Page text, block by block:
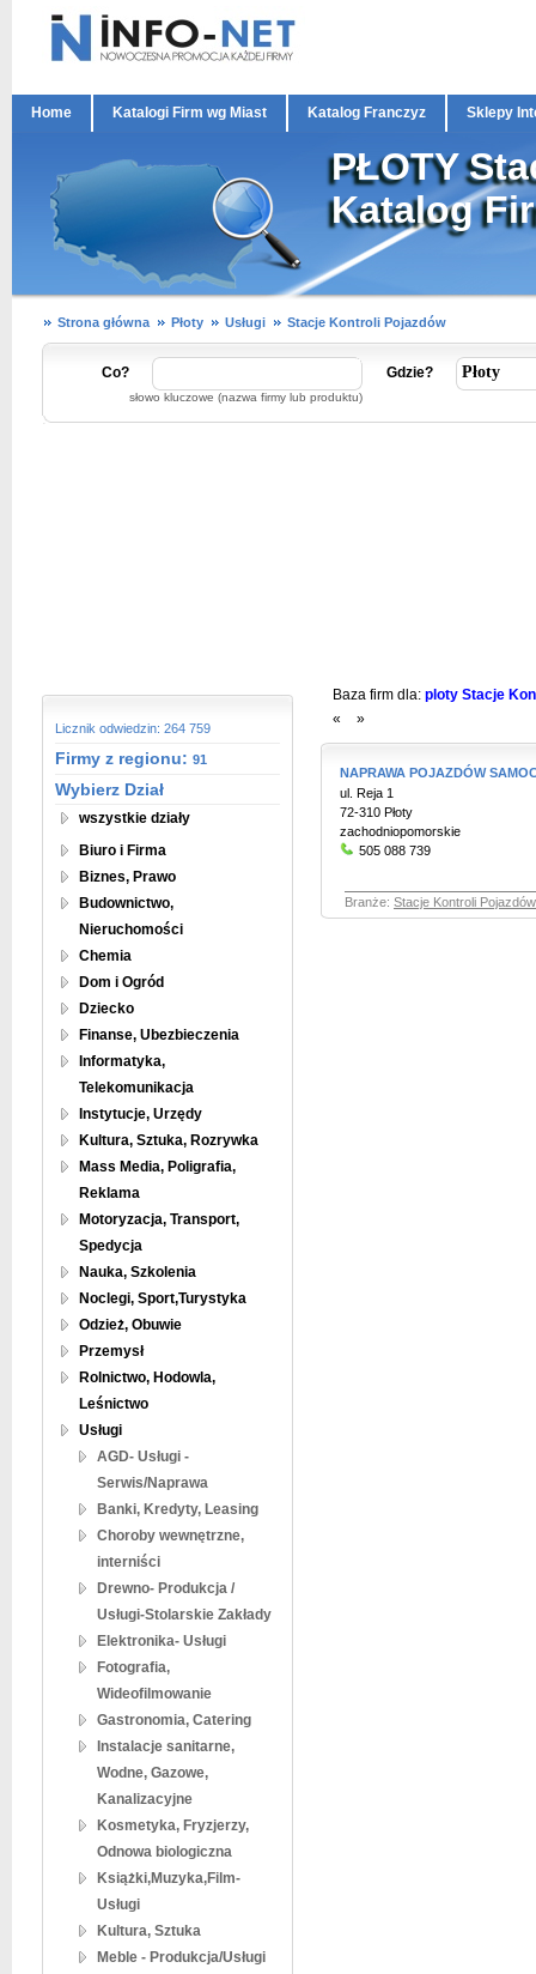
Home Katalogi Firm wg Miast Katalog Franczyz Sklepy
PŁOTY
Katalog
Strona główna Płoty Usługi Stacje Kontroli Pojazdów
Co?
słowo kluczowe (nazwa firmy lub produktu)
Gdzie?
Licznik odwiedzin: 264 759
Firmy z regionu: 91
Wybierz Dział
wszystkie działy
Biuro i Firma
Biznes, Prawo
Budownictwo,
Nieruchomości
Chemia
Dom i Ogród
Dziecko
Finanse, Ubezbieczenia
Informatyka,
Telekomunikacja
Instytucje, Urzędy
Kultura, Sztuka, Rozrywka
Mass Media, Poligrafia,
Reklama
Motoryzacja, Transport,
Spedycja
Nauka, Szkolenia
Noclegi, Sport,Turystyka
Odzież, Obuwie
Przemysł
Rolnictwo, Hodowla,
Leśnictwo
Usługi
AGD- Usługi -
Serwis/Naprawa
Banki, Kredyty, Leasing
Choroby wewnętrzne,
interniści
Drewno- Produkcja /
Usługi-Stolarskie Zakłady
Elektronika- Usługi
Fotografia,
Wideofilmowanie
Gastronomia, Catering
Instalacje sanitarne,
Wodne, Gazowe,
Kanalizacyjne
Kosmetyka, Fryzjerzy,
Odnowa biologiczna
Książki,Muzyka,Film-
Usługi
Kultura, Sztuka
Meble - Produkcja/Usługi
Baza firm dla: ploty Stacje
«
»
NAPRAWA POJAZDÓW
ul. Reja 1
72-310 Płoty
zachodniopomorskie
505 088 739
Branże: Stacje Kontroli